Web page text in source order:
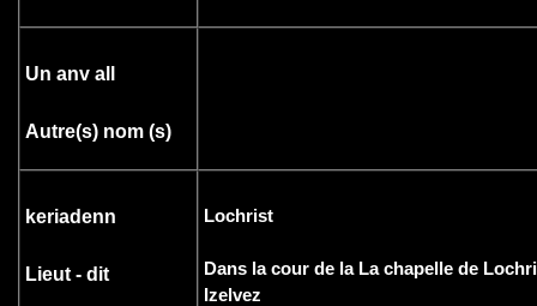
Un anv all
Autre(s) nom (s)
keriadenn
Lieut - dit
Lochrist
Dans la cour de la La chapelle de
Izelvez